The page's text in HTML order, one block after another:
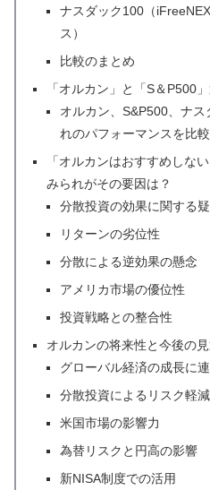
ナスダック100（
ス）
比較のまとめ
「オルカン」と「S＆P500
オルカン、S&P500、ナ
れのパフォーマンスを比
「オルカンはおすすめしな
みられがその要因は？
分散投資の効果に関する
リターンの劣位性
分散による逆効果の懸念
アメリカ市場の優位性
投資戦略との整合性
オルカンの将来性と今後の
グローバル経済の成長に
分散投資によるリスク軽減
米国市場の影響力
為替リスクと円高の影響
新NISA制度での活用